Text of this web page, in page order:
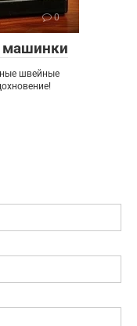
0
швейные